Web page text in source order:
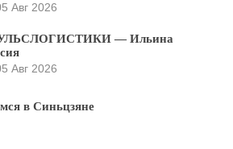
Авг 2026
— Ильина
Авг 2026
в Синьцзяне